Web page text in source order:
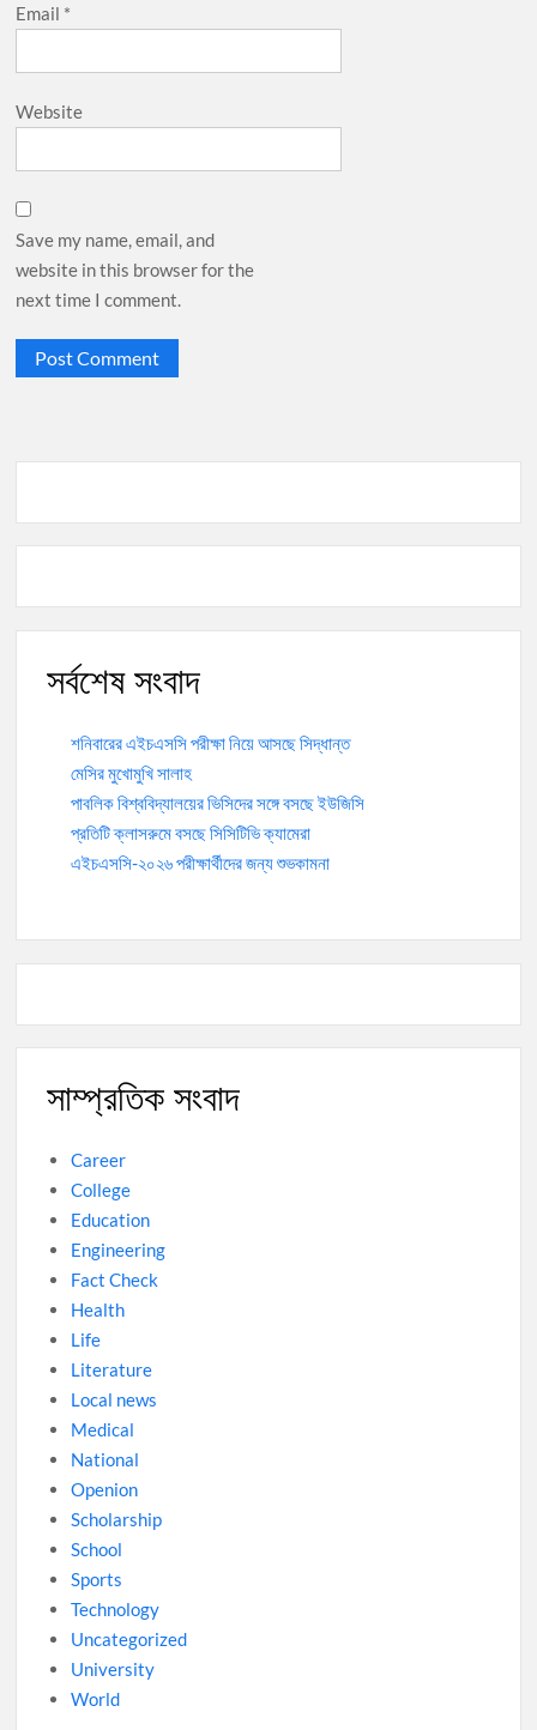
Email *
Website
Save my name, email, and
website in this browser for the
next time I comment.
সর্বশেষ সংবাদ
শনিবারের এইচএসসি পরীক্ষা নিয়ে আসছে সিদ্ধান্ত
মেসির মুখোমুখি সালাহ
পাবলিক বিশ্ববিদ্যালয়ের ভিসিদের সঙ্গে বসছে ইউজিসি
প্রতিটি ক্লাসরুমে বসছে সিসিটিভি ক্যামেরা
এইচএসসি-২০২৬ পরীক্ষার্থীদের জন্য শুভকামনা
সাম্প্রতিক সংবাদ
Career
College
Education
Engineering
Fact Check
Health
Life
Literature
Local news
Medical
National
Openion
Scholarship
School
Sports
Technology
Uncategorized
University
World